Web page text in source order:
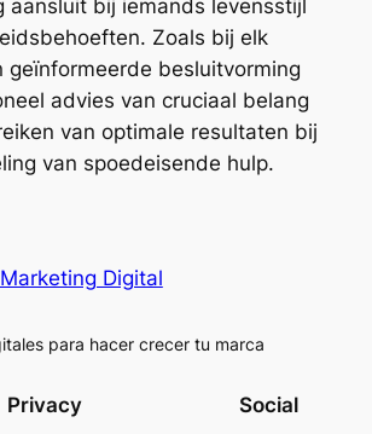
aansluit bij iemands levensstijl
Zoals bij elk
geïnformeerde besluitvorming
advies van cruciaal belang
van optimale resultaten bij
van spoedeisende hulp.
Digital
para hacer crecer tu marca
Privacy Social